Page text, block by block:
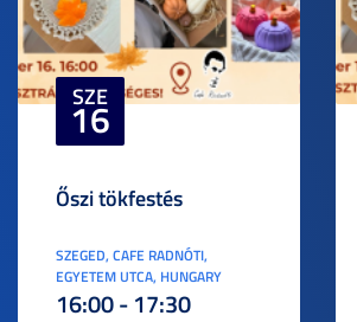
SZE
16
Őszi tökfestés
SZEGED, CAFE RADNÓTI,
EGYETEM UTCA, HUNGARY
16:00 - 17:30